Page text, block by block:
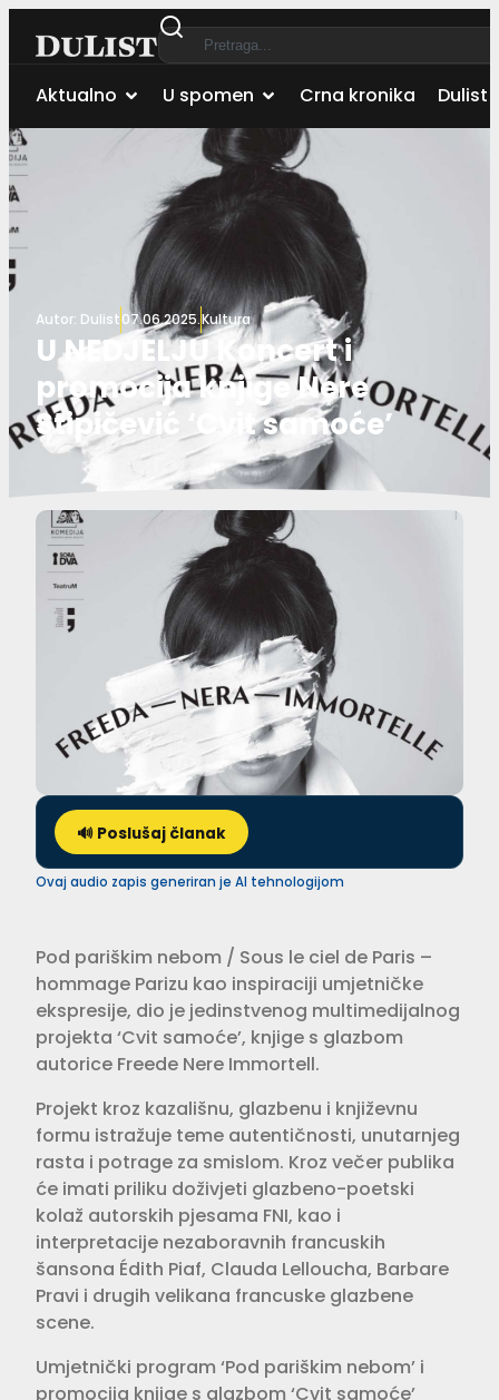
Aktualno U spomen Crna kronika Dulist
Autor: Dulist07.06.2025.Kultura
U NEDJELJU Koncert i
promocija knjige Nere
Stipičević ‘Cvit samoće’
🔊 Poslušaj članak
Ovaj audio zapis generiran je AI tehnologijom
Pod pariškim nebom / Sous le ciel de Paris –
hommage Parizu kao inspiraciji umjetničke
ekspresije, dio je jedinstvenog multimedijalnog
projekta ‘Cvit samoće’, knjige s glazbom
autorice Freede Nere Immortell.
Projekt kroz kazališnu, glazbenu i književnu
formu istražuje teme autentičnosti, unutarnjeg
rasta i potrage za smislom. Kroz večer publika
će imati priliku doživjeti glazbeno-poetski
kolaž autorskih pjesama FNI, kao i
interpretacije nezaboravnih francuskih
šansona Édith Piaf, Clauda Lelloucha, Barbare
Pravi i drugih velikana francuske glazbene
scene.
Umjetnički program ‘Pod pariškim nebom’ i
promocija knjige s glazbom ‘Cvit samoće’